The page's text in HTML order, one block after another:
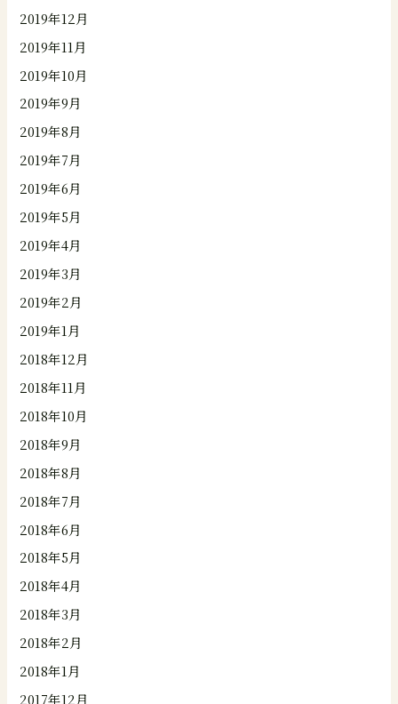
2019年12月
2019年11月
2019年10月
2019年9月
2019年8月
2019年7月
2019年6月
2019年5月
2019年4月
2019年3月
2019年2月
2019年1月
2018年12月
2018年11月
2018年10月
2018年9月
2018年8月
2018年7月
2018年6月
2018年5月
2018年4月
2018年3月
2018年2月
2018年1月
2017年12月